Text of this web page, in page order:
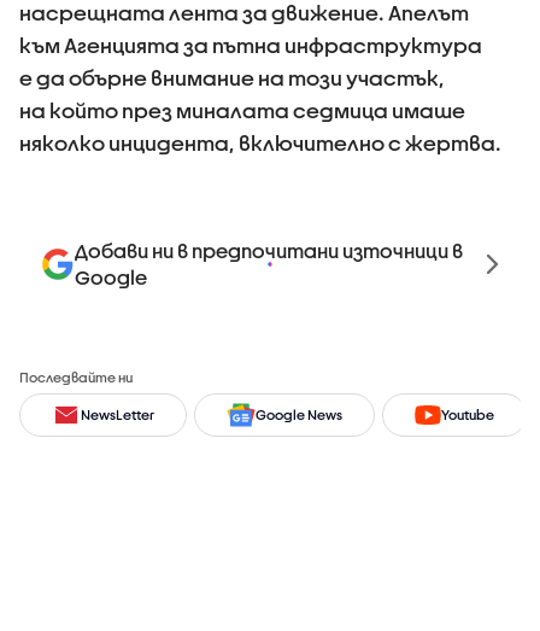
насрещната лента за движение. Апелът
към Агенцията за пътна инфраструктура
е да обърне внимание на този участък,
на който през миналата седмица имаше
няколко инцидента, включително с жертва.
Добави ни в предпочитани източници в
Google
Последвайте ни
NewsLetter Google News Youtube